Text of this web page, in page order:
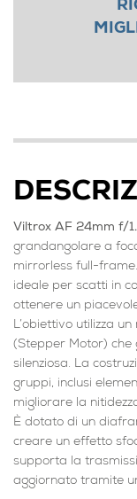
Viltrox AF 24mm f/
grandangolare a
mirrorless full-
ideale per scatti in
ottenere un
L’obiettivo utilizza
(Stepper Motor) che
silenziosa. La
gruppi, inclusi
migliorare la
È dotato di un
creare un effetto
supporta la
aggiornato tramite